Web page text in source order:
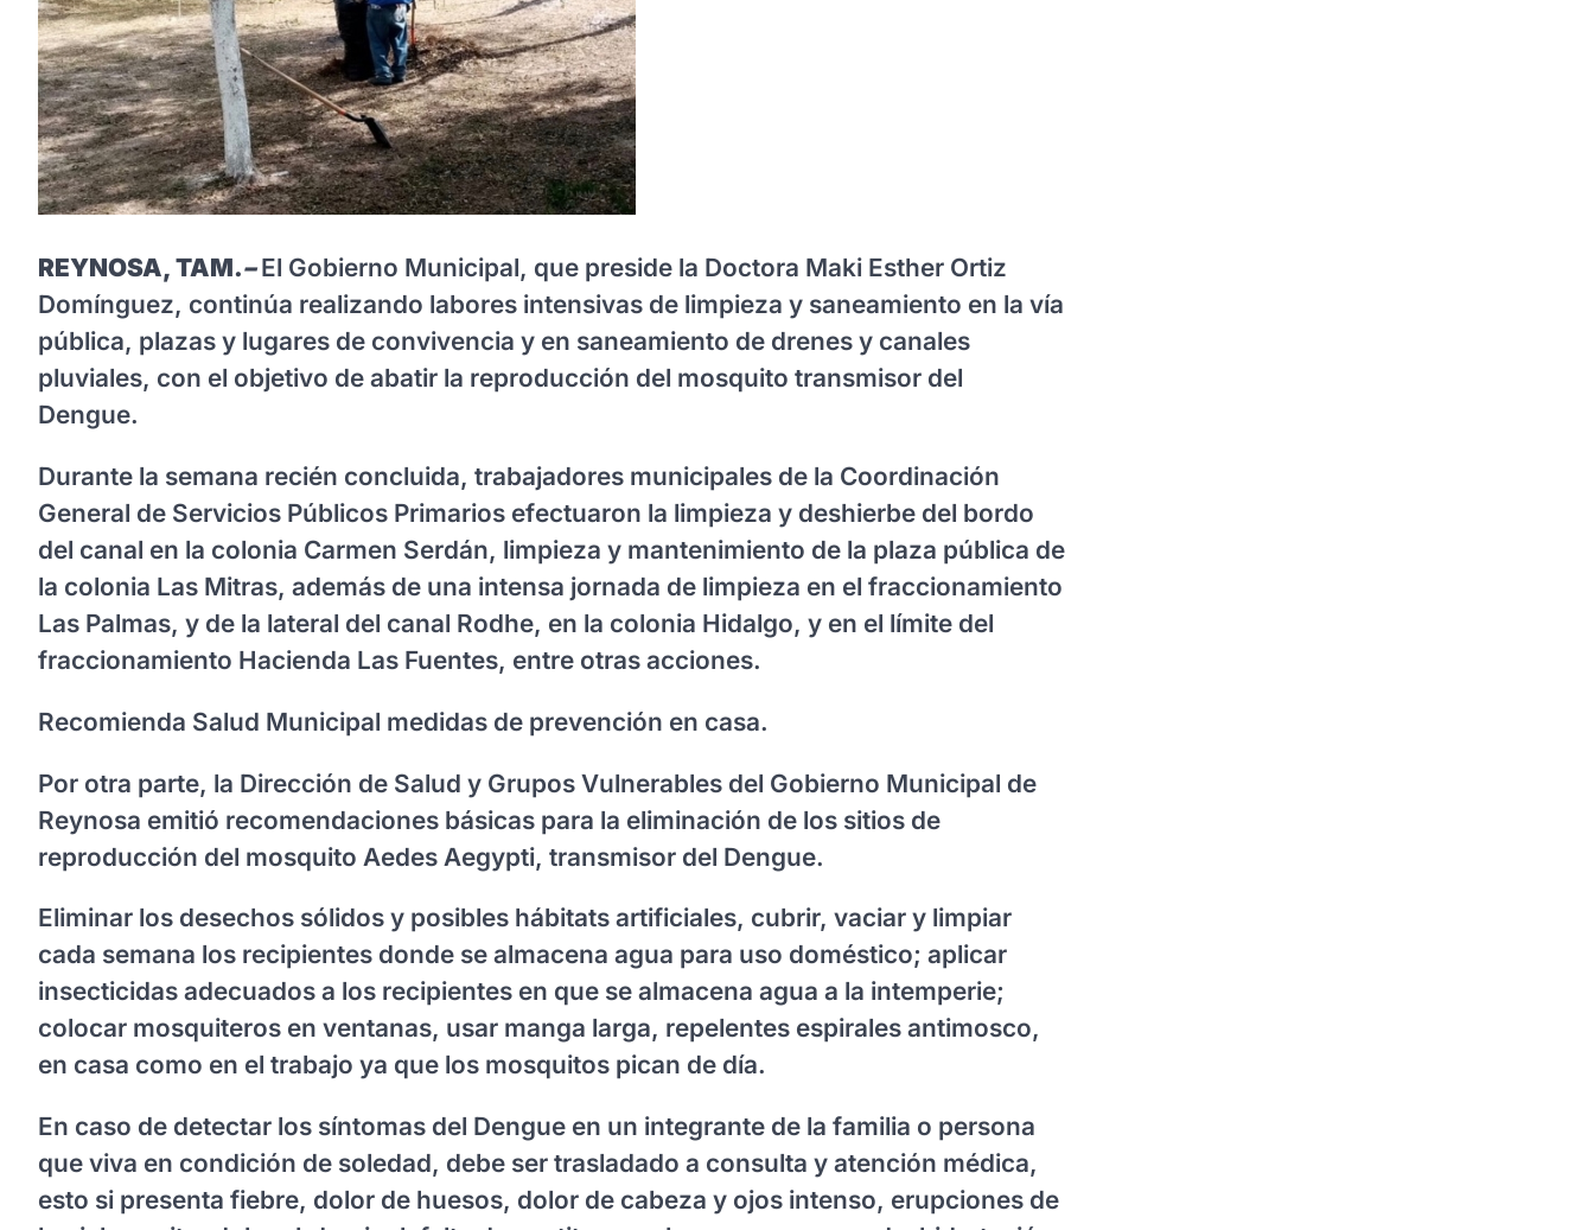
REYNOSA, TAM.–El Gobierno Municipal, que preside la Doctora Maki Esther Ortiz
Domínguez, continúa realizando labores intensivas de limpieza y saneamiento en la vía
pública, plazas y lugares de convivencia y en saneamiento de drenes y canales
pluviales, con el objetivo de abatir la reproducción del mosquito transmisor del
Dengue.
Durante la semana recién concluida, trabajadores municipales de la Coordinación
General de Servicios Públicos Primarios efectuaron la limpieza y deshierbe del bordo
del canal en la colonia Carmen Serdán, limpieza y mantenimiento de la plaza pública de
la colonia Las Mitras, además de una intensa jornada de limpieza en el fraccionamiento
Las Palmas, y de la lateral del canal Rodhe, en la colonia Hidalgo, y en el límite del
fraccionamiento Hacienda Las Fuentes, entre otras acciones.
Recomienda Salud Municipal medidas de prevención en casa.
Por otra parte, la Dirección de Salud y Grupos Vulnerables del Gobierno Municipal de
Reynosa emitió recomendaciones básicas para la eliminación de los sitios de
reproducción del mosquito Aedes Aegypti, transmisor del Dengue.
Eliminar los desechos sólidos y posibles hábitats artificiales, cubrir, vaciar y limpiar
cada semana los recipientes donde se almacena agua para uso doméstico; aplicar
insecticidas adecuados a los recipientes en que se almacena agua a la intemperie;
colocar mosquiteros en ventanas, usar manga larga, repelentes espirales antimosco,
en casa como en el trabajo ya que los mosquitos pican de día.
En caso de detectar los síntomas del Dengue en un integrante de la familia o persona
que viva en condición de soledad, debe ser trasladado a consulta y atención médica,
esto si presenta fiebre, dolor de huesos, dolor de cabeza y ojos intenso, erupciones de